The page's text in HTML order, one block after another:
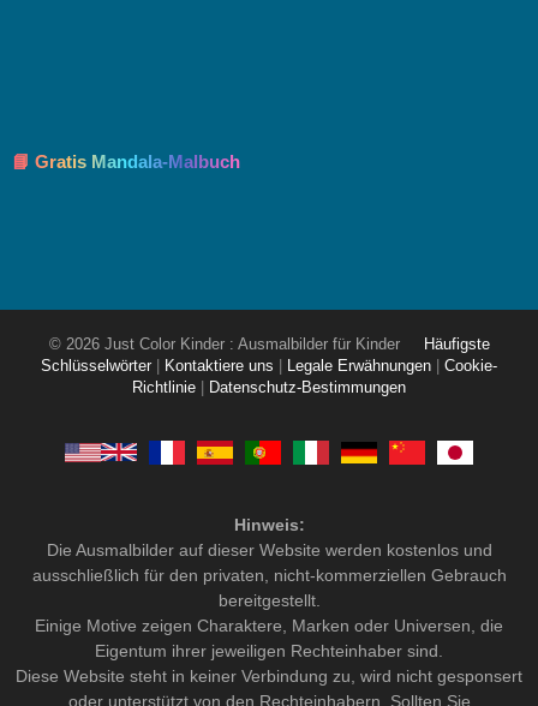
📘 Gratis Mandala-Malbuch
© 2026 Just Color Kinder : Ausmalbilder für Kinder
Häufigste
Schlüsselwörter
Kontaktiere uns Legale Erwähnungen
Cookie-
Richtlinie
Datenschutz-Bestimmungen
Hinweis:
Die Ausmalbilder auf dieser Website werden kostenlos und
ausschließlich für den privaten, nicht-kommerziellen Gebrauch
bereitgestellt.
Einige Motive zeigen Charaktere, Marken oder Universen, die
Eigentum ihrer jeweiligen Rechteinhaber sind.
Diese Website steht in keiner Verbindung zu, wird nicht gesponsert
oder unterstützt von den Rechteinhabern. Sollten Sie